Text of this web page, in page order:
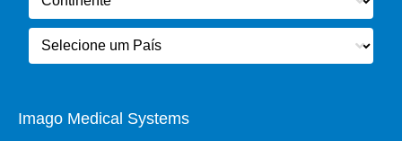
Imago Medical Systems